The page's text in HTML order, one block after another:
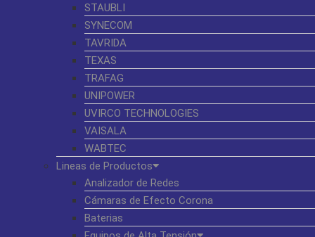
STAUBLI
SYNECOM
TAVRIDA
TEXAS
TRAFAG
UNIPOWER
UVIRCO TECHNOLOGIES
VAISALA
WABTEC
Lineas de Productos
Analizador de Redes
Cámaras de Efecto Corona
Baterias